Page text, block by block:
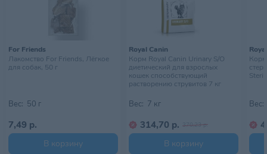
For Friends
Лакомство For Friends, Лёгкое
для собак, 50 г
Вес: 50 г
7,49 р.
В корзину
Royal Canin
Корм Royal Canin Urinary S/O
диетический для взрослых
кошек способствующий
растворению струвитов 7 кг
Вес: 7 кг
314,70 р. 370,23 р.
В корзину
Вес: